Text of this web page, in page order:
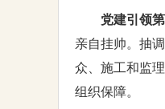
党建引领
亲自挂帅。抽
众、施工和监
组织保障。